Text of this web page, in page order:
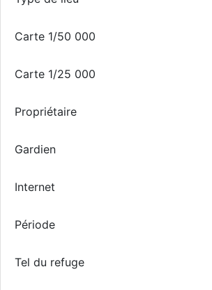
Carte 1/50 000
Carte 1/25 000
Propriétaire
Gardien
Internet
Période
Tel du refuge